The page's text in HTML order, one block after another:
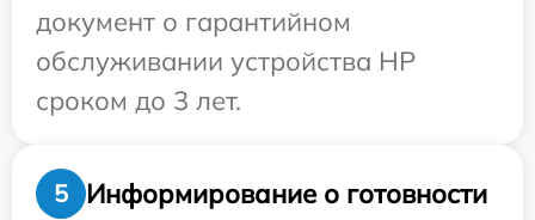
документ о гарантийном
обслуживании устройства HP
сроком до 3 лет.
5 Информирование о готовности